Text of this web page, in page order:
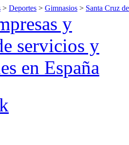
> Deportes > Gimnasios > Santa Cruz